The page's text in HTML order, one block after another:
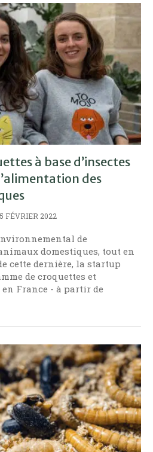
à base d’insectes
des
FÉVRIER 2022
de
domestiques, tout en
cette dernière, la startup
de croquettes et
France - à partir de